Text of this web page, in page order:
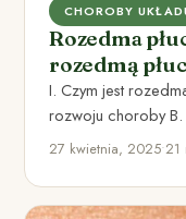
CHOROBY
Rozedma
rozedmą
I. Czym jest
rozwoju choroby B.
innymi…
27 kwietnia, 2025•21